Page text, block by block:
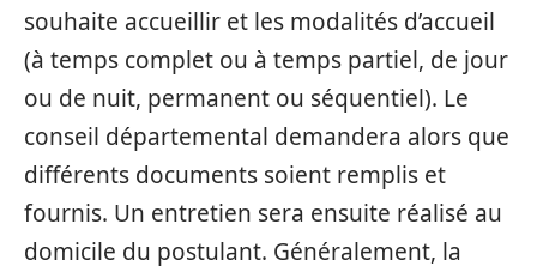
souhaite accueillir et les modalités d’accueil
(à temps complet ou à temps partiel, de jour
ou de nuit, permanent ou séquentiel). Le
conseil départemental demandera alors que
différents documents soient remplis et
fournis. Un entretien sera ensuite réalisé au
domicile du postulant. Généralement, la